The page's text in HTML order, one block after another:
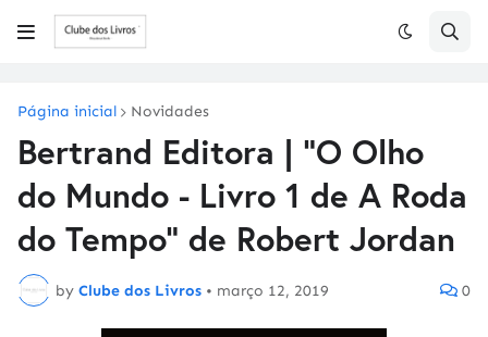
Página inicial Novidades
Bertrand Editora | "O Olho
do Mundo - Livro 1 de A Roda
do Tempo" de Robert Jordan
by Clube dos Livros • março 12, 2019 0